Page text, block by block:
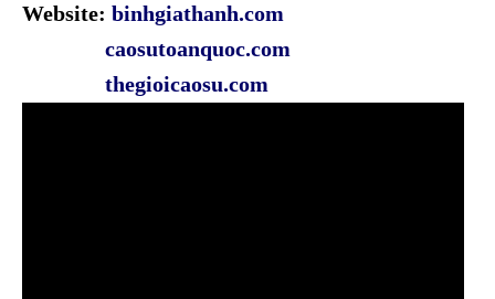
Website: binhgiathanh.com
caosutoanquoc.com
thegioicaosu.com